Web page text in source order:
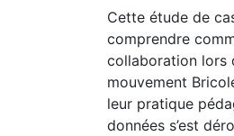
Cette étude de
comprendre
collaboration lors
mouvement
leur pratique
données s’est